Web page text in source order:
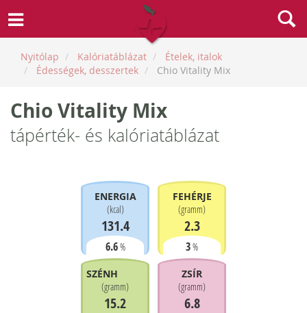
Nyitólap Kalóriatáblázat
Ételek, italok
Édességek, desszertek
Chio Vitality Mix
Chio Vitality Mix
tápérték- és kalóriatáblázat
ENERGIA
(kcal)
131.4
6.6%
FEHÉRJE
(gramm)
2.3
3%
SZÉNHIDRÁT
(gramm)
15.2
ZSÍR
(gramm)
6.8